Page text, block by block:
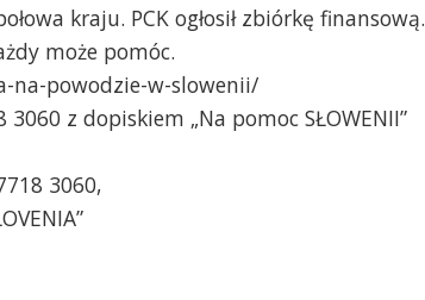
kraju. PCK ogłosił zbiórkę finansową.
może pomóc.
na-powodzie-w-slowenii/
3060 z dopiskiem „Na pomoc SŁOWENII”
3060,